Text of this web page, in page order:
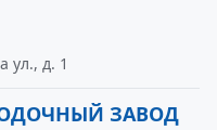
ул., д. 1
ЗАВОД